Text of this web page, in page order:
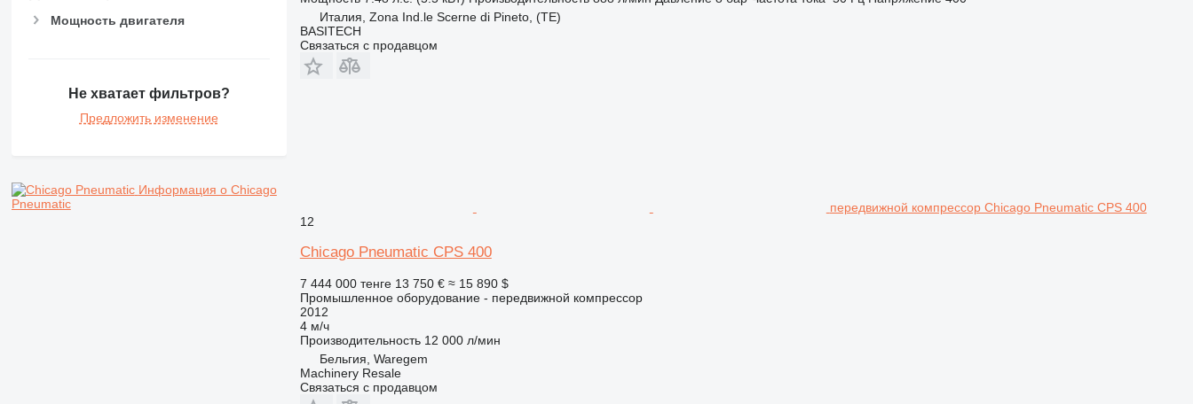
Мощность двигателя
Не хватает фильтров?
Предложить изменение
Информация о Chicago
Pneumatic
Италия, Zona Ind.le Scerne di Pineto, (TE)
BASITECH
Связаться с продавцом
передвижной компрессор Chicago Pneumatic CPS 400
12
Chicago Pneumatic CPS 400
7 444 000 тенге 13 750 € ≈ 15 890 $
Промышленное оборудование - передвижной компрессор
2012
4 м/ч
Производительность 12 000 л/мин
Бельгия, Waregem
Machinery Resale
Связаться с продавцом